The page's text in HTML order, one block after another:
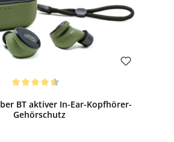
BT aktiver In-Ear-Kopfhörer-
Gehörschutz